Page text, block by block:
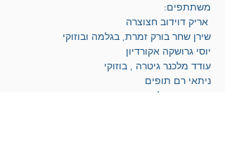
משתתפים:
אריק דוידוב חצוצרה
שירן שחר בורק זמרת, בגלמה ובוזוקי
יוסי גרושקה אקורדיון
עודד מלכנר גיטרה , בוזוקי
ניתאי רם תופים
שחר בורק קלידים